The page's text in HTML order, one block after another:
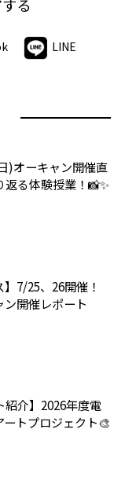
る
LINE
)オーキャン開催直
る体験授業！📸✨
】7/25、26開催！
ン開催レポート
紹介】2026年度電
トプロジェクト🎨